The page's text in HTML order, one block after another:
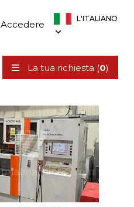
Accedere
L'ITALIANO
La tua richiesta (0)